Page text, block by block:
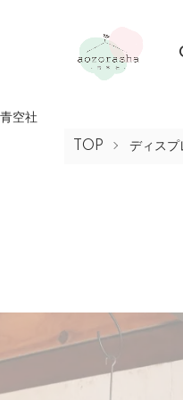
青空社
TOP ディスプ